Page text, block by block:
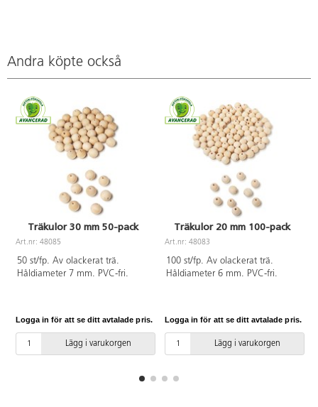
Andra köpte också
Träkulor 30 mm 50-pack
Art.nr: 48085
50 st/fp. Av olackerat trä.
Håldiameter 7 mm. PVC-fri.
Logga in för att se ditt avtalade pris.
Lägg i varukorgen
Träkulor 20 mm 100-pack
Art.nr: 48083
100 st/fp. Av olackerat trä.
Håldiameter 6 mm. PVC-fri.
Logga in för att se ditt avtalade pris.
Lägg i varukorgen